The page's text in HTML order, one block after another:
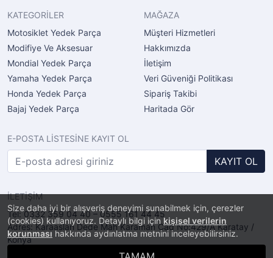
Size daha iyi bir alışveriş deneyimi sunabilmek için, çerezler
(cookies) kullanıyoruz. Detaylı bilgi içinkişisel verilerin
korunmasıhakkında aydınlatma metnini inceleyebilirsiniz.
KATEGORİLER
Motosiklet Yedek Parça
Modifiye Ve Aksesuar
Mondial Yedek Parça
Yamaha Yedek Parça
Honda Yedek Parça
Bajaj Yedek Parça
MAĞAZA
Müşteri Hizmetleri
Hakkımızda
İletişim
Veri Güveniği Politikası
Sipariş Takibi
Haritada Gör
E-POSTA LİSTESİNE KAYIT OL
KAYIT OL
İLETİŞİM
Tel: 0332 359 04 40 – 0555 161 44 45
Adres: Karaaslan Dede Mah Karaman Cad No:429/A Karatay /
Konya